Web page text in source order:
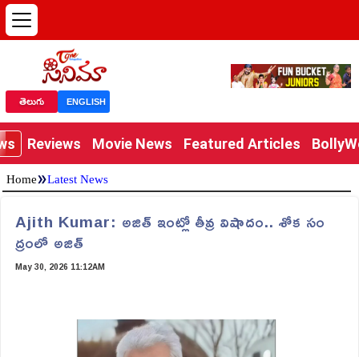
తెలుగు ENGLISH
Reviews Movie News Featured Articles
Home»Latest News
Ajith Kumar: అజిత్ ఇంట్లో తీవ్ర విషాదం.. శోక సం
ద్రంలో అజిత్
May 30, 2026 11:12AM